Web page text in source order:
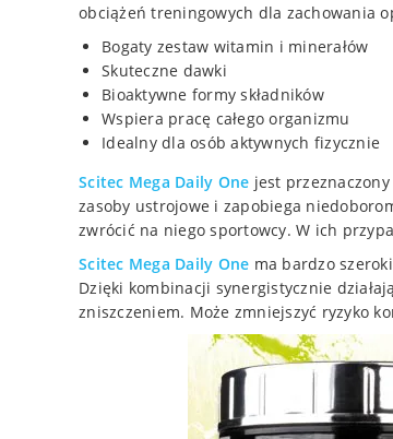
obciążeń treningowych dla zachowania
Bogaty zestaw witamin i minerałów
Skuteczne dawki
Bioaktywne formy składników
Wspiera pracę całego organizmu
Idealny dla osób aktywnych fizycznie
Scitec Mega Daily One jest
zasoby ustrojowe i zapobiega
zwrócić na niego sportowcy. W ich
Scitec Mega Daily One ma bardzo
Dzięki kombinacji synergistycznie
zniszczeniem. Może zmniejszyć ryzyko